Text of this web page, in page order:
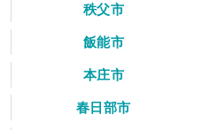
秩父市
飯能市
本庄市
春日部市